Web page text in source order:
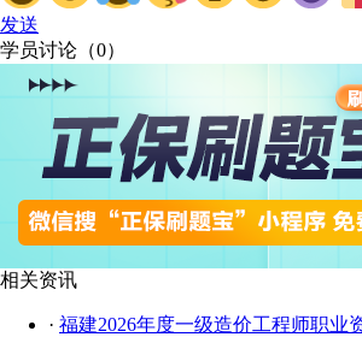
发送
学员讨论（0）
相关资讯
· 福建2026年度一级造价工程师职业